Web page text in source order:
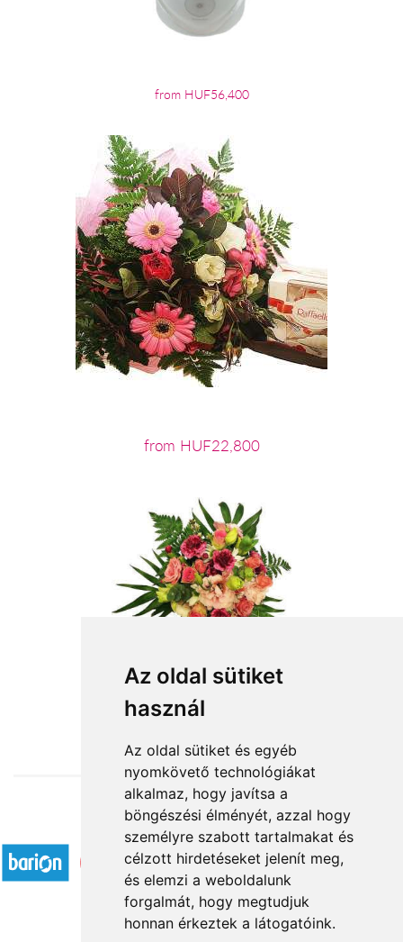
Az oldal sütiket
használ
Az oldal sütiket és egyéb
nyomkövető technológiákat
alkalmaz, hogy javítsa a
böngészési élményét, azzal hogy
személyre szabott tartalmakat és
célzott hirdetéseket jelenít meg,
és elemzi a weboldalunk
forgalmát, hogy megtudjuk
honnan érkeztek a látogatóink.
from HUF56,400
from HUF22,800
from HUF23,920
Accepted payment methods